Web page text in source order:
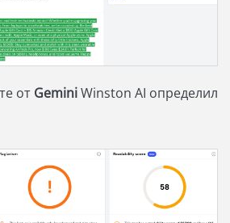
от GeminiWinston AI определил